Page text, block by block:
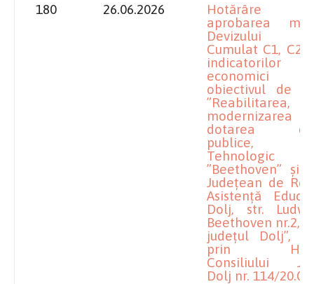
180 26.06.2026
Hotărâre
aprobarea
Devizului
Cumulat C1, C2,
indicatorilor
economici
obiectivul de
”Reabilitarea,
dotarea
publice,
Tehnologic
”Beethoven” și
Județean de
Asistență
Dolj, str.
Beethoven nr.2,
județul Dolj”,
prin
Consiliului
Dolj nr. 114/